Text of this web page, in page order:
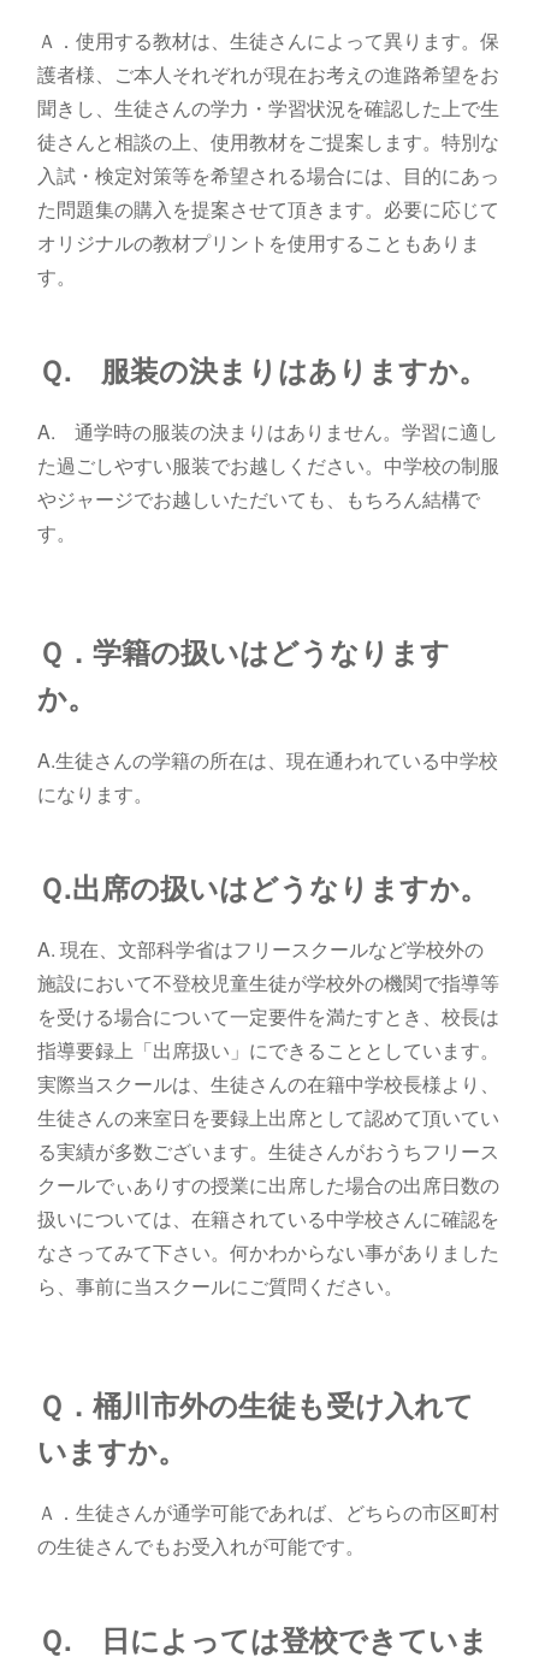
Ａ．使用する教材は、生徒さんによって異ります。保
護者様、ご本人それぞれが現在お考えの進路希望をお
聞きし、生徒さんの学力・学習状況を確認した上で生
徒さんと相談の上、使用教材をご提案します。特別な
入試・検定対策等を希望される場合には、目的にあっ
た問題集の購入を提案させて頂きます。必要に応じて
オリジナルの教材プリントを使用することもありま
す。
Ｑ. 服装の決まりはありますか。
A. 通学時の服装の決まりはありません。学習に適し
た過ごしやすい服装でお越しください。中学校の制服
やジャージでお越しいただいても、もちろん結構で
す。
Ｑ．学籍の扱いはどうなります
か。
A.生徒さんの学籍の所在は、現在通われている中学校
になります。
Ｑ.出席の扱いはどうなりますか。
A. 現在、文部科学省はフリースクールなど学校外の
施設において不登校児童生徒が学校外の機関で指導等
を受ける場合について一定要件を満たすとき、校長は
指導要録上「出席扱い」にできることとしています。
実際当スクールは、生徒さんの在籍中学校長様より、
生徒さんの来室日を要録上出席として認めて頂いてい
る実績が多数ございます。生徒さんがおうちフリース
クールでぃありすの授業に出席した場合の出席日数の
扱いについては、在籍されている中学校さんに確認を
なさってみて下さい。何かわからない事がありました
ら、事前に当スクールにご質問ください。
Ｑ．桶川市外の生徒も受け入れて
いますか。
Ａ．生徒さんが通学可能であれば、どちらの市区町村
の生徒さんでもお受入れが可能です。
Ｑ. 日によっては登校できていま